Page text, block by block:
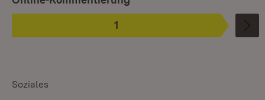
Phase
1
:
Soziales